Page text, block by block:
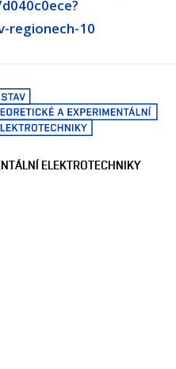
regionech-10
ELEKTROTECHNIKY